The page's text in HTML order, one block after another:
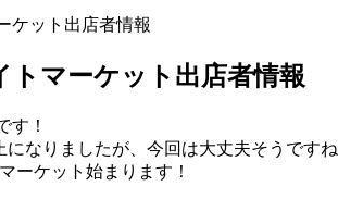
ケット出店者情報
トマーケット出店者情報
す！
になりましたが、今回は大丈夫そうです
ーケット始まります！